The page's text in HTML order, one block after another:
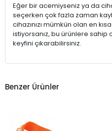
Eğer bir acemiyseniz ya da
seçerken çok fazla zaman
cihazınızı mümkün olan en
istiyorsanız, bu ürünlere sahip
keyfini çıkarabilirsiniz.
Benzer Ürünler